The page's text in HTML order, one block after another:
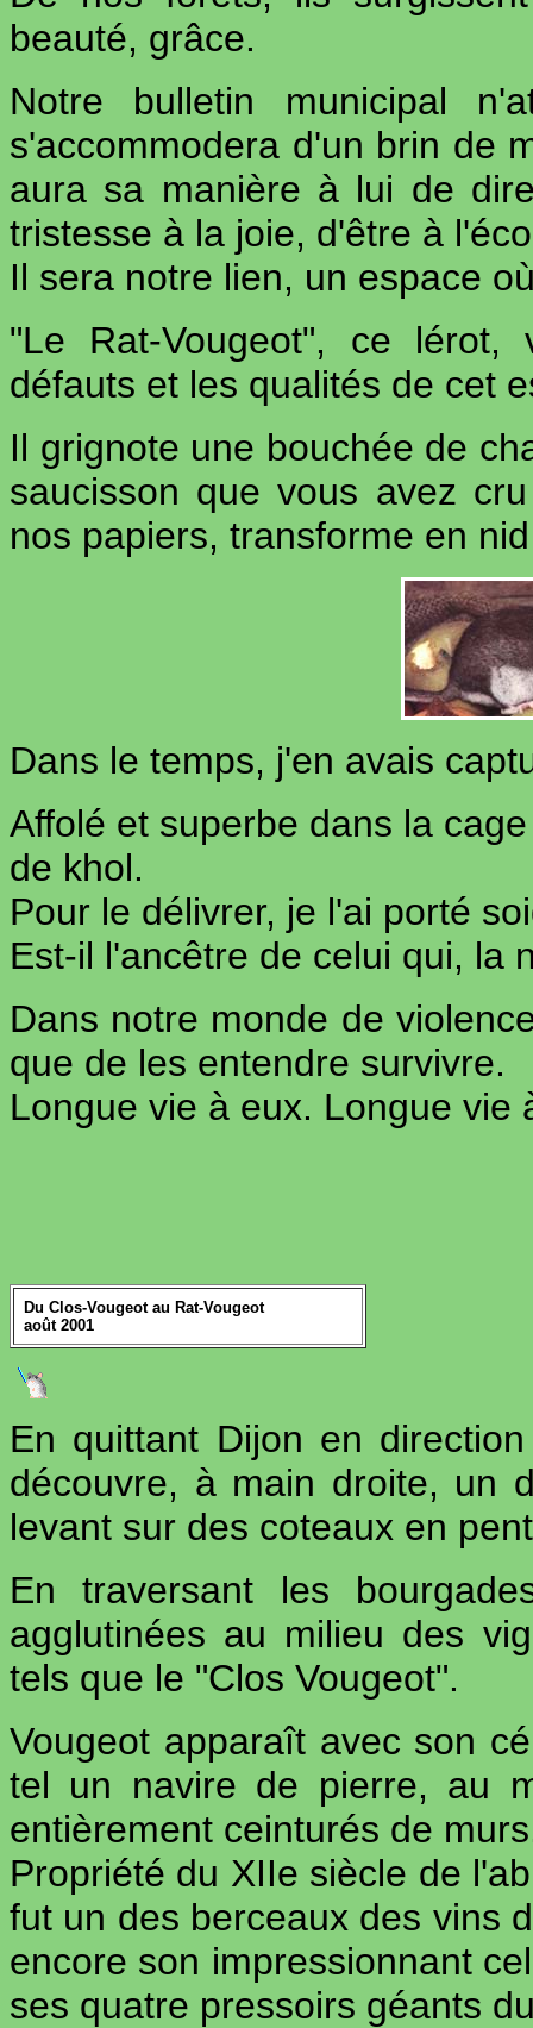
beauté, grâce.
Notre bulletin municipal
s'accommodera d'un brin de
aura sa manière à lui de
tristesse à la joie, d'être à
Il sera notre lien, un espace
"Le Rat-Vougeot", ce
défauts et les qualités de cet
Il grignote une bouchée de
saucisson que vous avez
nos papiers, transforme en
Dans le temps, j'en avais
Affolé et superbe dans la
de khol.
Pour le délivrer, je l'ai porté
Est-il l'ancêtre de celui qui, la
Dans notre monde de
que de les entendre survivre.
Longue vie à eux. Longue vie
Du Clos-Vougeot au Rat-Vougeot
août 2001
En quittant Dijon en
découvre, à main droite, un
levant sur des coteaux en
En traversant les
agglutinées au milieu des
tels que le "Clos Vougeot".
Vougeot apparaît avec son
tel un navire de pierre, au
entièrement ceinturés de
Propriété du XIIe siècle de
fut un des berceaux des vins
encore son impressionnant
ses quatre pressoirs géants